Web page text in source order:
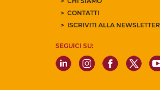
CONTATTI
ISCRIVITI ALLA NEWSLETTER
SEGUICI SU: